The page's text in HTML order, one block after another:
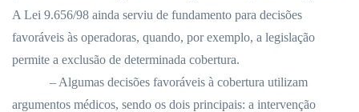
A Lei 9.656/98 ainda serviu de fundamento para decisões
favoráveis às operadoras, quando, por exemplo, a legislação
permite a exclusão de determinada cobertura.
– Algumas decisões favoráveis à cobertura utilizam
argumentos médicos, sendo os dois principais: a intervenção